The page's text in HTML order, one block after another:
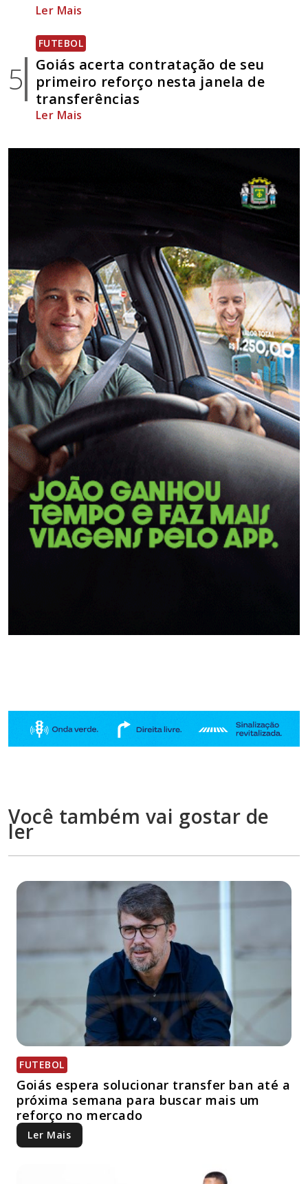
Ler Mais
5
FUTEBOL
Goiás acerta contratação de seu
primeiro reforço nesta janela de
transferências
Ler Mais
Você também vai gostar de
ler
FUTEBOL
Goiás espera solucionar transfer ban até a
próxima semana para buscar mais um
reforço no mercado
Ler Mais